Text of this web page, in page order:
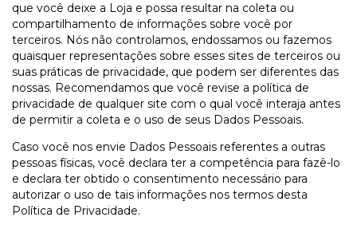
que você deixe a Loja e possa resultar na coleta ou
compartilhamento de informações sobre você por
terceiros. Nós não controlamos, endossamos ou fazemos
quaisquer representações sobre esses sites de terceiros ou
suas práticas de privacidade, que podem ser diferentes das
nossas. Recomendamos que você revise a política de
privacidade de qualquer site com o qual você interaja antes
de permitir a coleta e o uso de seus Dados Pessoais.
Caso você nos envie Dados Pessoais referentes a outras
pessoas físicas, você declara ter a competência para fazê-lo
e declara ter obtido o consentimento necessário para
autorizar o uso de tais informações nos termos desta
Política de Privacidade.